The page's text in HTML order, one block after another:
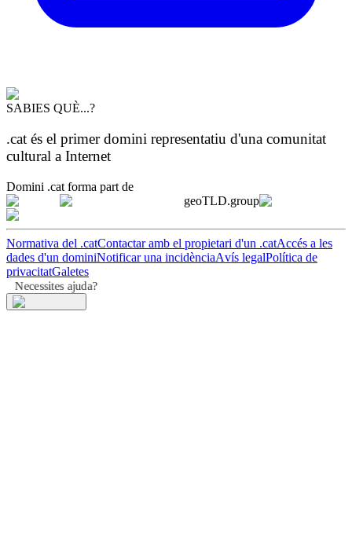
SABIES QUÈ...?
.cat és el primer domini representatiu d'una comunitat
cultural a Internet
Domini .cat forma part de
geoTLD.group
Normativa del .catContactar amb el propietari d'un .catAccés a les
dades d'un dominiNotificar una incidènciaAvís legalPolítica de
privacitatGaletes
Necessites ajuda?